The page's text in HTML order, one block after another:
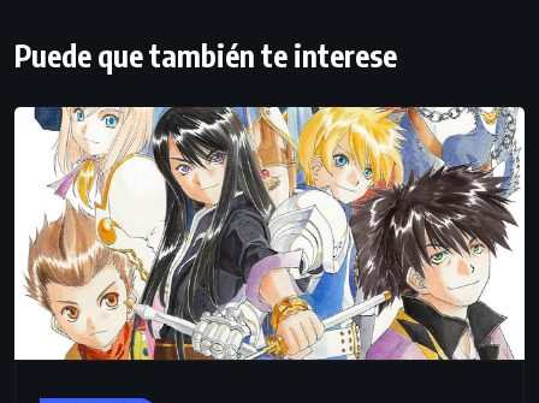
Puede que también te interese